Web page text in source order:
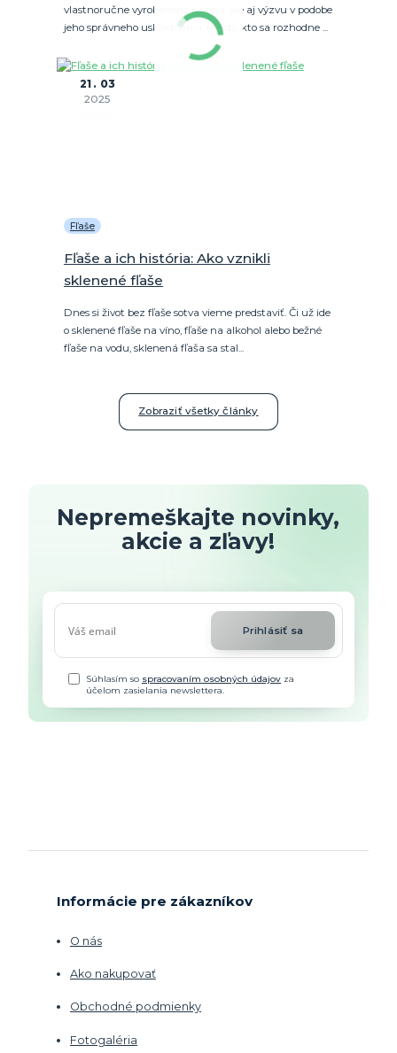
vlastnoručne vyrobeného nápoja, ale aj výzvu v podobe
jeho správneho uskladnenia. Každý, kto sa rozhodne ...
21
03
2025
Fľaše
Fľaše a ich história: Ako vznikli
sklenené fľaše
Dnes si život bez fľaše sotva vieme predstaviť. Či už ide
o sklenené fľaše na víno, fľaše na alkohol alebo bežné
fľaše na vodu, sklenená fľaša sa stal...
Zobraziť všetky články
Nepremeškajte novinky,
akcie a zľavy!
Prihlásiť sa
Súhlasím so spracovaním osobných údajov za
účelom zasielania newslettera.
Informácie pre zákazníkov
O nás
Ako nakupovať
Obchodné podmienky
Fotogaléria